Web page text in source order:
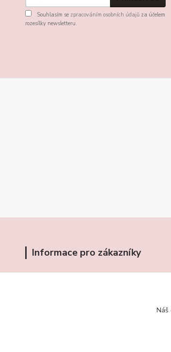
Souhlasím se zpracováním osobních údajů za účelem
rozesílky newsletteru.
Informace pro zákazníky
Náš